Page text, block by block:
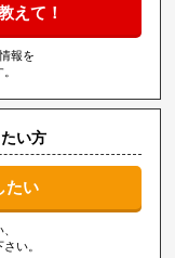
えて！
報を
い方
たい
い。